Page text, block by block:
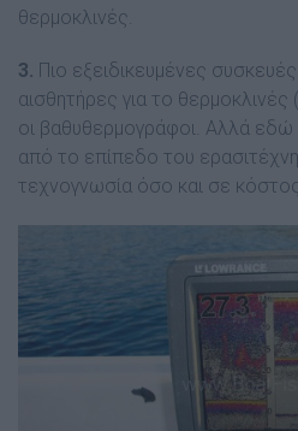
θερµοκλινές.
3. Πιο εξειδικευµένες συσκευές
αισθητήρες για το
οι βαθυθερµογράφοι. Αλλά
από το επίπεδο του
τεχνογνωσία όσο και σε